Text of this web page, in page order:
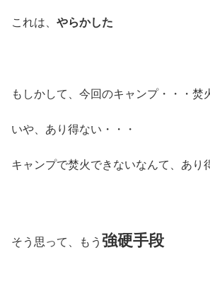
これは、 やらかした
もしかして、今回のキャンプ・・・焚
いや、あり得ない・・・
キャンプで焚火できないなんて、あり
そう思って、もう強硬手段